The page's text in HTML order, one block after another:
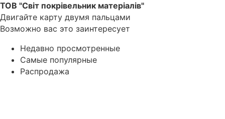
ТОВ "Світ покрівельник матеріалів"
Двигайте карту двумя пальцами
Возможно вас это заинтересует
Недавно просмотренные
Самые популярные
Распродажа